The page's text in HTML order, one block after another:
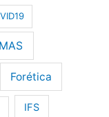
Forética
IFS